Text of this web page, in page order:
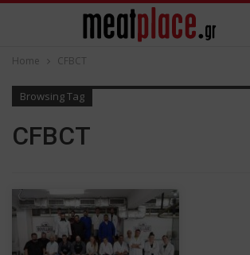
Home CFBCT
Browsing Tag
CFBCT